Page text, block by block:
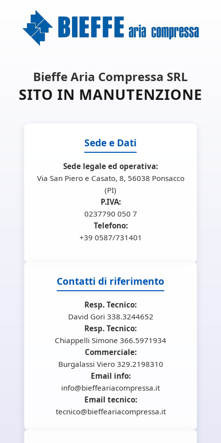
Bieffe Aria Compressa SRL
SITO IN MANUTENZIONE
Sede e Dati
Sede legale ed operativa:
Via San Piero e Casato, 8, 56038 Ponsacco
(PI)
P.IVA:
0237790 050 7
Telefono:
+39 0587/731401
Contatti di riferimento
Resp. Tecnico:
David Gori 338.3244652
Resp. Tecnico:
Chiappelli Simone 366.5971934
Commerciale:
Burgalassi Viero 329.2198310
Email info:
info@bieffeariacompressa.it
Email tecnico:
tecnico@bieffeariacompressa.it